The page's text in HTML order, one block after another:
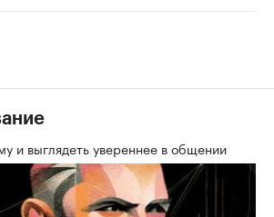
и выглядеть увереннее в общении